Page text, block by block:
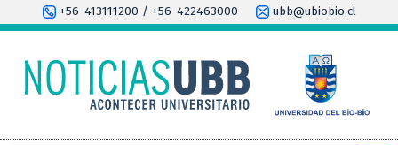
+56-413111200 / +56-422463000 ubb@ubiobio.cl